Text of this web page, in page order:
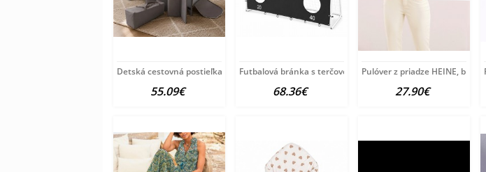
Detská cestovná postieľka Milly Mally
55.09€
Futbalová bránka s terčovou plachtou Baby
68.36€
Pulóver z priadze HEINE,
27.90€